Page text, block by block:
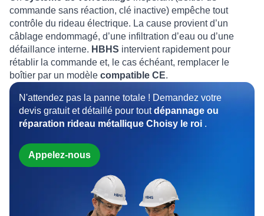
commande sans réaction, clé inactive) empêche tout
contrôle du rideau électrique. La cause provient d’un
câblage endommagé, d’une infiltration d’eau ou d’une
défaillance interne. HBHS intervient rapidement pour
rétablir la commande et, le cas échéant, remplacer le
boîtier par un modèle compatible CE.
N'attendez pas la panne totale ! Demandez votre
devis gratuit et détaillé pour toutdépannage ou
réparation rideau métallique Choisy le roi .
Appelez-nous